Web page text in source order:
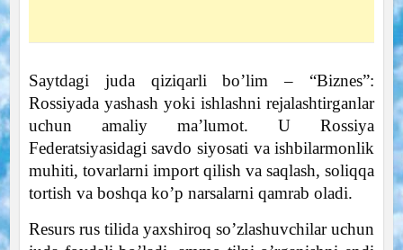
Saytdagi juda qiziqarli bo’lim – “Biznes”:
Rossiyada yashash yoki ishlashni rejalashtirganlar
uchun amaliy ma’lumot. U Rossiya
Federatsiyasidagi savdo siyosati va ishbilarmonlik
muhiti, tovarlarni import qilish va saqlash, soliqqa
tortish va boshqa ko’p narsalarni qamrab oladi.
Resurs rus tilida yaxshiroq so’zlashuvchilar uchun